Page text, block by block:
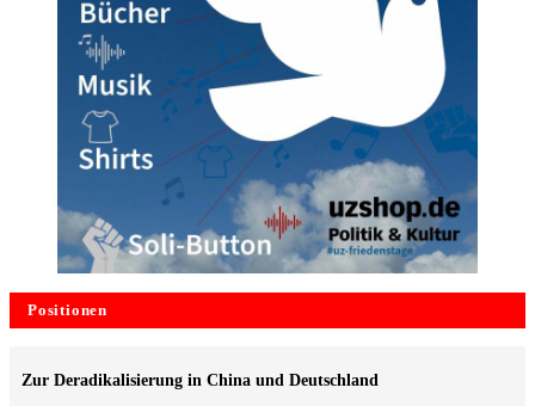
Positionen
Zur Deradikalisierung in China und Deutschland